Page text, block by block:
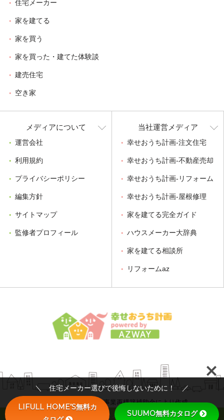
住宅メーカー
家を建てる
家を買う
家を買った・建てた体験談
建売住宅
空き家
メディアについて
運営会社
利用規約
プライバシーポリシー
編集方針
サイトマップ
監修者プロフィール
当社運営メディア
幸せおうち計画-注文住宅
幸せおうち計画-不動産売却
幸せおうち計画-リフォーム
幸せおうち計画-屋根修理
家を建てる完全ガイド
ハウスメーカー大辞典
家を建てる相談所
リフォームaz
令和２年度第３次補正 事業再構築補助金により作成
© 2026 幸せおうち計画～家を買う人、建てる人の不動産情報サイ
＼ 住宅メーカー選びで後悔しないために！ ／
LIFULL HOME’S無料カ
SUUMO無料カタログ